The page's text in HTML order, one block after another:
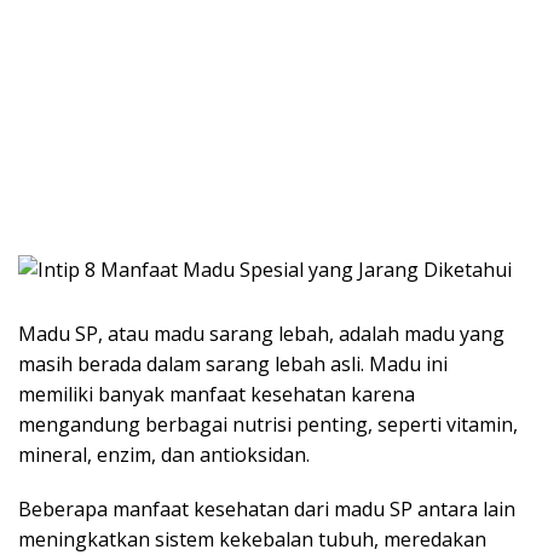
Madu SP, atau madu sarang lebah, adalah madu yang
masih berada dalam sarang lebah asli. Madu ini
memiliki banyak manfaat kesehatan karena
mengandung berbagai nutrisi penting, seperti vitamin,
mineral, enzim, dan antioksidan.
Beberapa manfaat kesehatan dari madu SP antara lain
meningkatkan sistem kekebalan tubuh, meredakan